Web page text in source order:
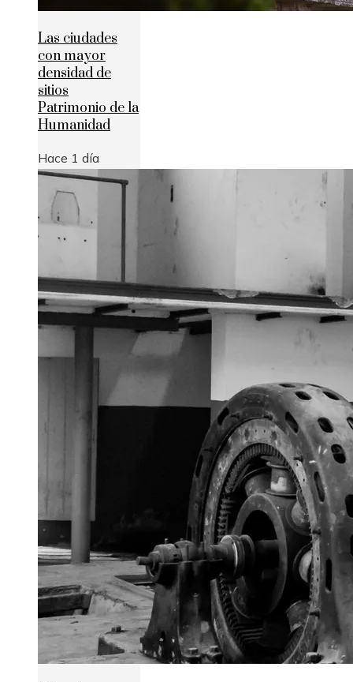
Las ciudades
con mayor
densidad de
sitios
Patrimonio de la
Humanidad
Hace 1 día